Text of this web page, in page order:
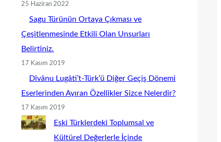
25 Haziran 2022
Sagu Türünün Ortaya Çıkması ve
Çeşitlenmesinde Etkili Olan Unsurları
Belirtiniz.
17 Kasım 2019
Dîvânu Lugâti’t-Türk’ü Diğer Geçiş Dönemi
Eserlerinden Ayıran Özellikler Sizce Nelerdir?
17 Kasım 2019
Eski Türklerdeki Toplumsal ve
Kültürel Değerlerle İçinde